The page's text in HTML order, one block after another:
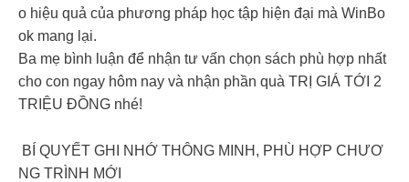
o hiệu quả của phương pháp học tập hiện đại mà WinBo
ok mang lại.
Ba mẹ bình luận để nhận tư vấn chọn sách phù hợp nhất
cho con ngay hôm nay và nhận phần quà TRỊ GIÁ TỚI 2
TRIỆU ĐỒNG nhé!
BÍ QUYẾT GHI NHỚ THÔNG MINH, PHÙ HỢP CHƯƠ
NG TRÌNH MỚI